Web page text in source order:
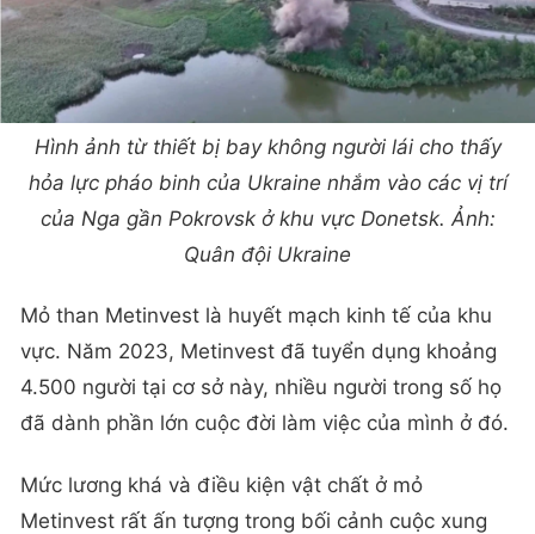
Hình ảnh từ thiết bị bay không người lái cho thấy
hỏa lực pháo binh của Ukraine nhắm vào các vị trí
của Nga gần Pokrovsk ở khu vực Donetsk. Ảnh:
Quân đội Ukraine
Mỏ than Metinvest là huyết mạch kinh tế của khu
vực. Năm 2023, Metinvest đã tuyển dụng khoảng
4.500 người tại cơ sở này, nhiều người trong số họ
đã dành phần lớn cuộc đời làm việc của mình ở đó.
Mức lương khá và điều kiện vật chất ở mỏ
Metinvest rất ấn tượng trong bối cảnh cuộc xung